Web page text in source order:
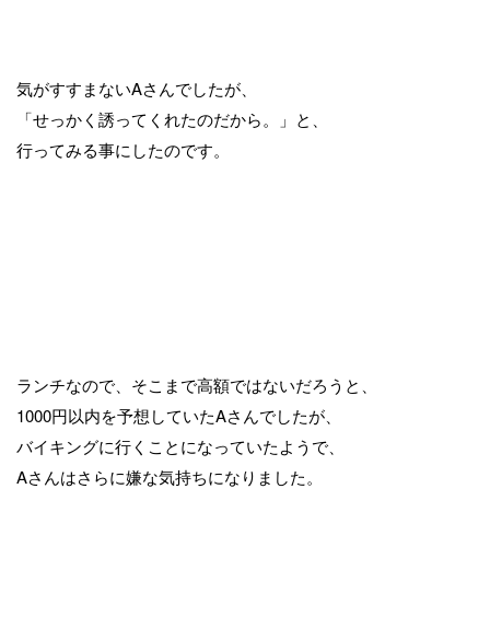
気がすすまないAさんでしたが、
「せっかく誘ってくれたのだから。」と、
行ってみる事にしたのです。
ランチなので、そこまで高額ではないだろうと、
1000円以内を予想していたAさんでしたが、
バイキングに行くことになっていたようで、
Aさんはさらに嫌な気持ちになりました。